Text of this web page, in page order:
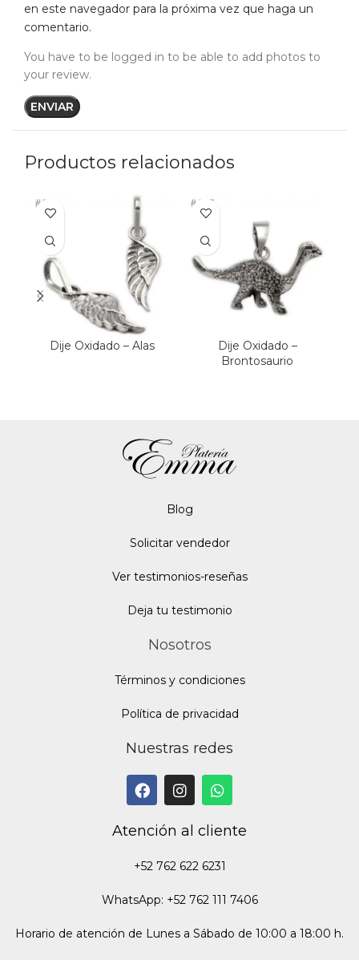
en este navegador para la próxima vez que haga un
comentario.
You have to be logged in to be able to add photos to
your review.
Productos relacionados
Dije Oxidado – Alas
Dije Oxidado –
Brontosaurio
Blog
Solicitar vendedor
Ver testimonios-reseñas
Deja tu testimonio
Nosotros
Términos y condiciones
Política de privacidad
Nuestras redes
Atención al cliente
+52 762 622 6231
WhatsApp: +52 762 111 7406
Horario de atención de Lunes a Sábado de 10:00 a 18:00 h.